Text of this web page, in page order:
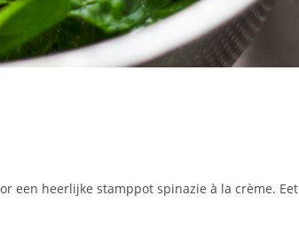
een heerlijke stamppot spinazie à la crème. Eet